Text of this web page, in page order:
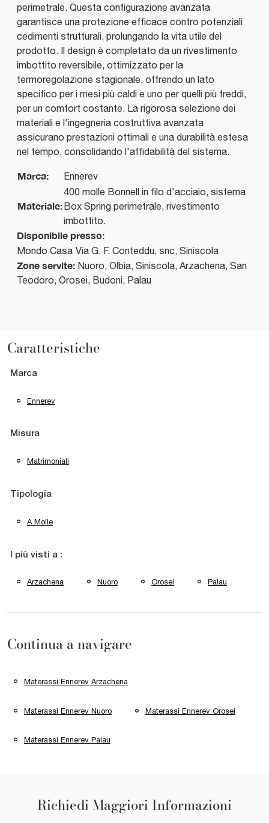
perimetrale. Questa configurazione avanzata
garantisce una protezione efficace contro potenziali
cedimenti strutturali, prolungando la vita utile del
prodotto. Il design è completato da un rivestimento
imbottito reversibile, ottimizzato per la
termoregolazione stagionale, offrendo un lato
specifico per i mesi più caldi e uno per quelli più freddi,
per un comfort costante. La rigorosa selezione dei
materiali e l'ingegneria costruttiva avanzata
assicurano prestazioni ottimali e una durabilità estesa
nel tempo, consolidando l'affidabilità del sistema.
Marca: Ennerev
Materiale:
400 molle Bonnell in filo d'acciaio, sistema
Box Spring perimetrale, rivestimento
imbottito.
Disponibile presso:
Mondo Casa Via G. F. Conteddu, snc, Siniscola
Zone servite: Nuoro, Olbia, Siniscola, Arzachena, San
Teodoro, Orosei, Budoni, Palau
Caratteristiche
Marca
Ennerev
Misura
Matrimoniali
Tipologia
A Molle
I più visti a :
Arzachena Nuoro Orosei Palau
Continua a navigare
Materassi Ennerev Arzachena
Materassi Ennerev Nuoro Materassi Ennerev Orosei
Materassi Ennerev Palau
Richiedi Maggiori Informazioni